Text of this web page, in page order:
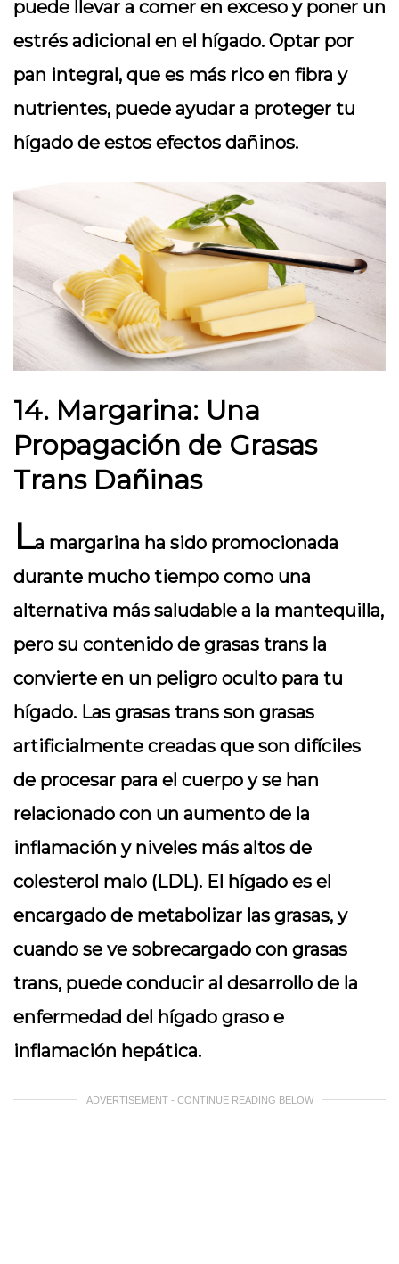
puede llevar a comer en exceso y poner un
estrés adicional en el hígado. Optar por
pan integral, que es más rico en fibra y
nutrientes, puede ayudar a proteger tu
hígado de estos efectos dañinos.
14. Margarina: Una
Propagación de Grasas
Trans Dañinas
La margarina ha sido promocionada
durante mucho tiempo como una
alternativa más saludable a la mantequilla,
pero su contenido de grasas trans la
convierte en un peligro oculto para tu
hígado. Las grasas trans son grasas
artificialmente creadas que son difíciles
de procesar para el cuerpo y se han
relacionado con un aumento de la
inflamación y niveles más altos de
colesterol malo (LDL). El hígado es el
encargado de metabolizar las grasas, y
cuando se ve sobrecargado con grasas
trans, puede conducir al desarrollo de la
enfermedad del hígado graso e
inflamación hepática.
ADVERTISEMENT - CONTINUE READING BELOW